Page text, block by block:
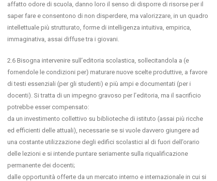
affatto odore di scuola, danno loro il senso di disporre di risorse per il
saper fare e consentono di non disperdere, ma valorizzare, in un quadro
intellettuale più strutturato, forme di intelligenza intuitiva, empirica,
immaginativa, assai diffuse tra i giovani.
2.6 Bisogna intervenire sull’editoria scolastica, sollecitandola a (e
fornendole le condizioni per) maturare nuove scelte produttive, a favore
di testi essenziali (per gli studenti) e più ampi e documentati (per i
docenti). Si tratta di un impegno gravoso per l’editoria, ma il sacrificio
potrebbe esser compensato:
da un investimento collettivo su biblioteche di istituto (assai più ricche
ed efficienti delle attuali), necessarie se si vuole davvero giungere ad
una costante utilizzazione degli edifici scolastici al di fuori dell’orario
delle lezioni e si intende puntare seriamente sulla riqualificazione
permanente dei docenti;
dalle opportunità offerte da un mercato interno e internazionale in cui si